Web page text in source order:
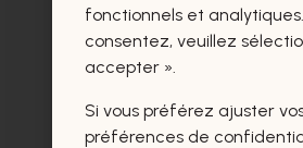
Ces produits vous
certainement
fonctionnels et
consentez, veuillez
accepter ».
Si vous préférez ajuster
préférences de